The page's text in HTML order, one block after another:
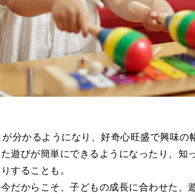
分かるようになり、好奇心旺盛で興味の
遊びが簡単にできるようになったり、知
することも。
だからこそ、子どもの成長に合わせた、